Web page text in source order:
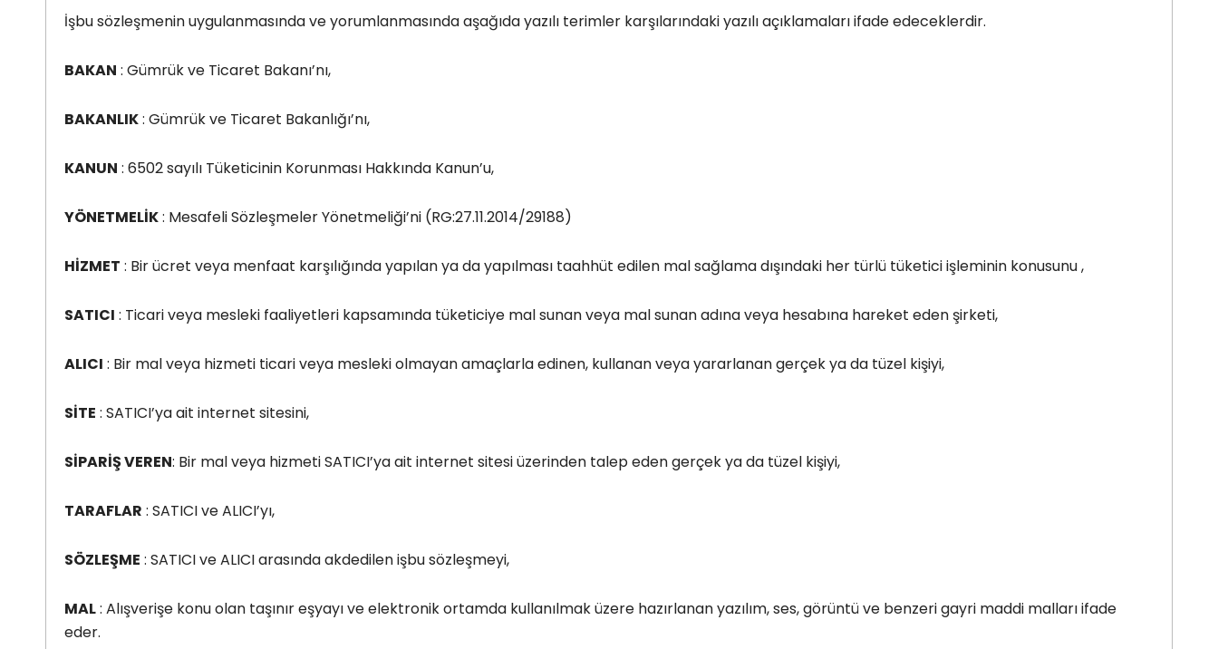
İşbu sözleşmenin uygulanmasında ve yorumlanmasında aşağıda yazılı terimler karşılarındaki yazılı açıklamaları ifade edeceklerdir.
BAKAN : Gümrük ve Ticaret Bakanı’nı,
BAKANLIK: Gümrük ve Ticaret Bakanlığı’nı,
KANUN : 6502 sayılı Tüketicinin Korunması Hakkında Kanun’u,
YÖNETMELİK: Mesafeli Sözleşmeler Yönetmeliği’ni (RG:27.11.2014/29188)
HİZMET : Bir ücret veya menfaat karşılığında yapılan ya da yapılması taahhüt edilen mal sağlama dışındaki her türlü tüketici işleminin konusunu ,
SATICI : Ticari veya mesleki faaliyetleri kapsamında tüketiciye mal sunan veya mal sunan adına veya hesabına hareket eden şirketi,
ALICI : Bir mal veya hizmeti ticari veya mesleki olmayan amaçlarla edinen, kullanan veya yararlanan gerçek ya da tüzel kişiyi,
SİTE : SATICI’ya ait internet sitesini,
SİPARİŞ VEREN: Bir mal veya hizmeti SATICI’ya ait internet sitesi üzerinden talep eden gerçek ya da tüzel kişiyi,
TARAFLAR : SATICI ve ALICI’yı,
SÖZLEŞME : SATICI ve ALICI arasında akdedilen işbu sözleşmeyi,
MAL: Alışverişe konu olan taşınır eşyayı ve elektronik ortamda kullanılmak üzere hazırlanan yazılım, ses, görüntü ve benzeri gayri maddi malları ifade
eder.